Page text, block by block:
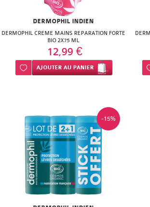
DERMOPHIL INDIEN
DERMOPHIL CREME MAINS REPARATION FORTE
BIO 2X75 ML
12,99 €
Ajouter à ma liste d’envie
AJOUTERAU PANIER
-15%